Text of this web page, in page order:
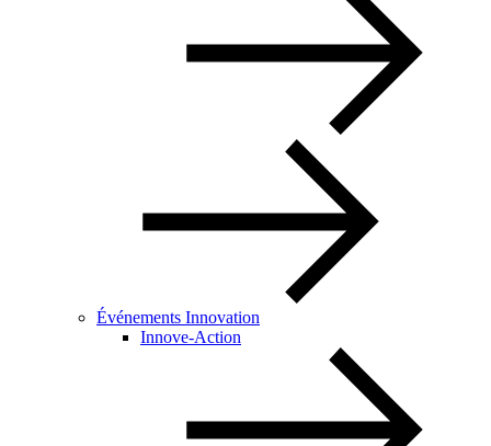
Événements Innovation
Innove-Action